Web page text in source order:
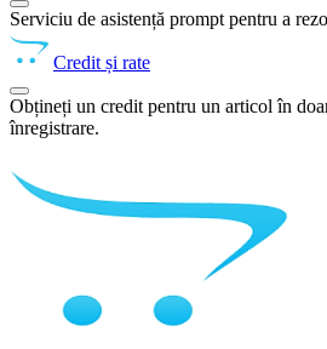
Serviciu de asistență prompt pentru a
Credit și rate
Obțineți un credit pentru un articol în
înregistrare.